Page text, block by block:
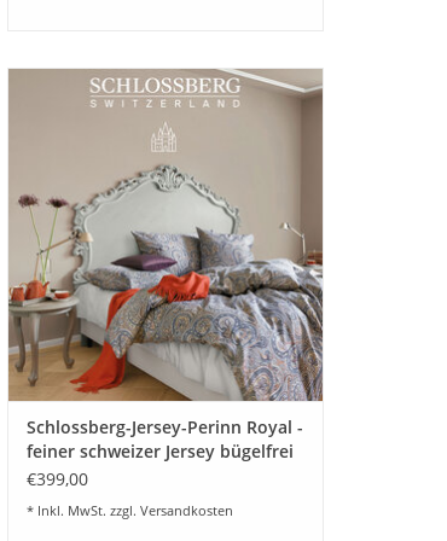
Schlossberg "Perinn Royal"Feiner
schweizer Jersey bügelfrei. Ein klassisches
im Atelier gezeichnetes Paisleymuster von
Schlossberg Switzerland. Aktuelle
Kollektion. Ein edles Muster von
Schlossberg.
Feinster schweizer Jersey bügelfrei.
ZUM WARENKORB HINZUFÜGEN
Schlossberg-Jersey-Perinn Royal -
feiner schweizer Jersey bügelfrei
€399,00
* Inkl. MwSt. zzgl. Versandkosten